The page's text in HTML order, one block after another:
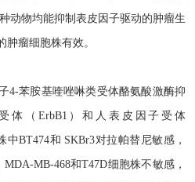
动物均能抑制表皮因子驱动的肿瘤生
瘤细胞株有效。
4-苯胺基喹唑啉类受体酪氨酸激酶抑
体（ErbB1）和人表皮因子受体
BT474和 SKBr3对拉帕替尼敏感，
MB-468和T47D细胞株不敏感，